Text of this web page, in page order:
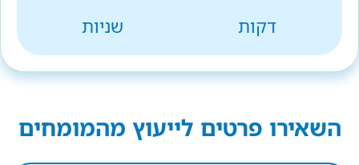
דקות
שניות
השאירו פרטים לייעוץ מהמומחים